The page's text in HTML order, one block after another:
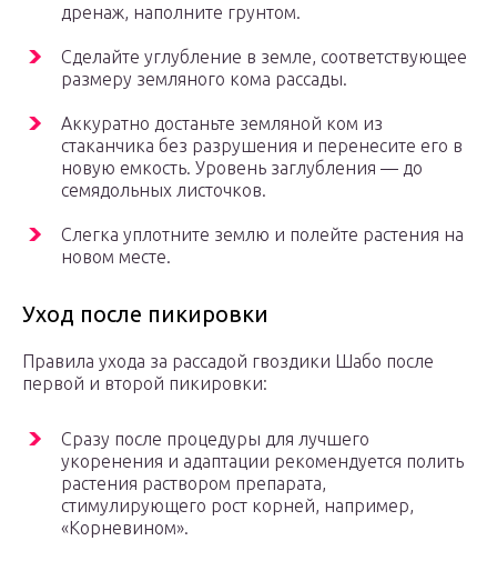
дренаж, наполните грунтом.
Сделайте углубление в земле, соответствующее
размеру земляного кома рассады.
Аккуратно достаньте земляной ком из
стаканчика без разрушения и перенесите его в
новую емкость. Уровень заглубления — до
семядольных листочков.
Слегка уплотните землю и полейте растения на
новом месте.
Уход после пикировки
Правила ухода за рассадой гвоздики Шабо после
первой и второй пикировки:
Сразу после процедуры для лучшего
укоренения и адаптации рекомендуется полить
растения раствором препарата,
стимулирующего рост корней, например,
«Корневином».